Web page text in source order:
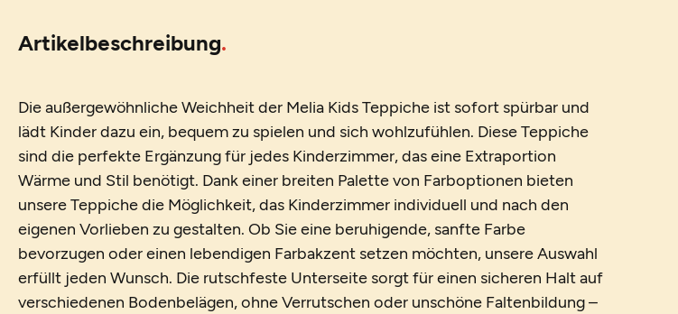
Artikelbeschreibung
Die außergewöhnliche Weichheit der Melia Kids Teppiche ist sofort spürbar und
lädt Kinder dazu ein, bequem zu spielen und sich wohlzufühlen. Diese Teppiche
sind die perfekte Ergänzung für jedes Kinderzimmer, das eine Extraportion
Wärme und Stil benötigt. Dank einer breiten Palette von Farboptionen bieten
unsere Teppiche die Möglichkeit, das Kinderzimmer individuell und nach den
eigenen Vorlieben zu gestalten. Ob Sie eine beruhigende, sanfte Farbe
bevorzugen oder einen lebendigen Farbakzent setzen möchten, unsere Auswahl
erfüllt jeden Wunsch. Die rutschfeste Unterseite sorgt für einen sicheren Halt auf
verschiedenen Bodenbelägen, ohne Verrutschen oder unschöne Faltenbildung –